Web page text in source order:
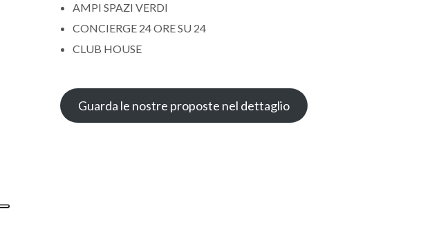
AMPI SPAZI VERDI
CONCIERGE 24 ORE SU 24
CLUB HOUSE
Guarda le nostre proposte nel dettaglio